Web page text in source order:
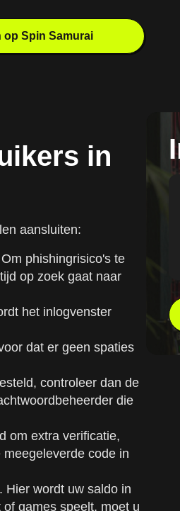
op Spin Samurai
in
aansluiten:
phishingrisico's te
op zoek gaat naar
het inlogvenster
dat er geen spaties
controleer dan de
die
om extra verificatie,
code in
Hier wordt uw saldo in
games speelt, moet u